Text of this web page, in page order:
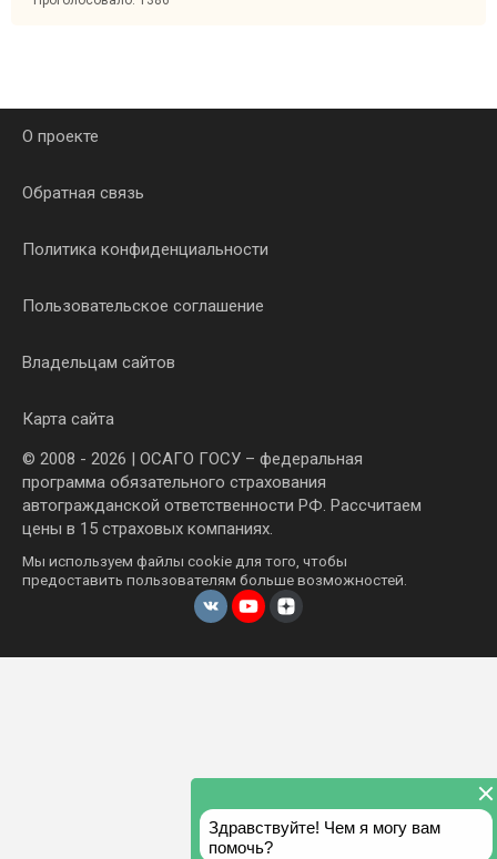
О проекте
Обратная связь
Политика конфиденциальности
Пользовательское соглашение
Владельцам сайтов
Карта сайта
© 2008 - 2026 | ОСАГО ГОСУ – федеральная
программа обязательного страхования
автогражданской ответственности РФ. Рассчитаем
цены в 15 страховых компаниях.
Мы используем файлы cookie для того, чтобы
предоставить пользователям больше возможностей.